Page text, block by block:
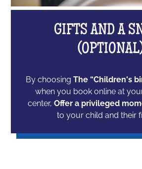
GIFTS AND A
By choosing The “Children's
when you book online at
center, Offer a privileged
to your child and their